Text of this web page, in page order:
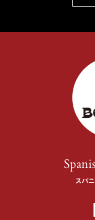
スパ